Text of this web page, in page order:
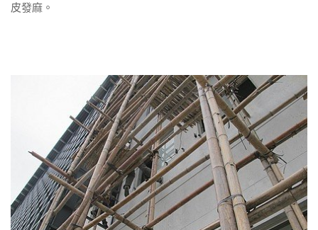
皮發麻。